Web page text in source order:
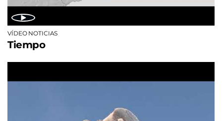
VÍDEO NOTICIAS
Tiempo